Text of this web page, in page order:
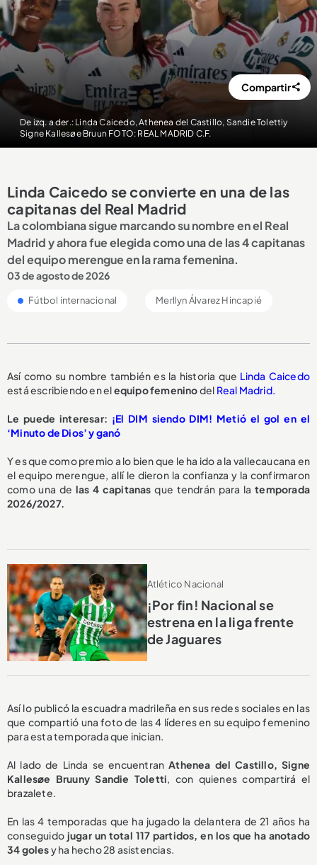
De izq. a der.: Linda Caicedo, Athenea del Castillo, Sandie Tolettiy
Signe Kallesøe Bruun FOTO: REAL MADRID C.F.
Compartir
Linda Caicedo se convierte en una de las
capitanas del Real Madrid
La colombiana sigue marcando su nombre en el Real
Madrid y ahora fue elegida como una de las 4 capitanas
del equipo merengue en la rama femenina.
03 de agosto de 2026
Fútbol internacional Merllyn Álvarez Hincapié
Así como su nombre también es la historia que Linda Caicedo
está escribiendo en elequipo femeninodel Real Madrid.
Le puede interesar: ¡El DIM siendo DIM! Metió el gol en el
‘Minuto de Dios’ y ganó
Y es que como premio a lo bien que le ha ido a la vallecaucana en
el equipo merengue, allí le dieron la confianza y la confirmaron
como una de las 4 capitanasque tendrán para latemporada
2026/2027.
Atlético Nacional
¡Por fin! Nacional se
estrena en la liga frente
de Jaguares
Así lo publicó la escuadra madrileña en sus redes sociales en las
que compartió una foto de las 4 líderes en su equipo femenino
para esta temporada que inician.
Al lado de Linda se encuentranAthenea del Castillo, Signe
Kallesøe Bruuny Sandie Toletti, con quienes compartirá el
brazalete.
En las 4 temporadas que ha jugado la delantera de 21 años ha
conseguido jugar un total 117 partidos, en los que ha anotado
34 golesy ha hecho 28 asistencias.